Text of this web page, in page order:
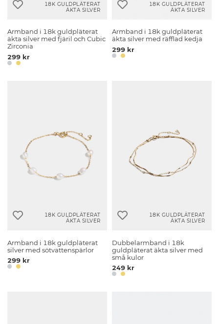
18K GULDPLÄTERAT
ÄKTA SILVER
Armband i 18k guldpläterat
äkta silver med fjäril och Cubic
Zirconia
299 kr
18K GULDPLÄTERAT
ÄKTA SILVER
Armband i 18k guldpläterat
äkta silver med räfflad kedja
299 kr
18K GULDPLÄTERAT
ÄKTA SILVER
Armband i 18k guldpläterat
silver med sötvattenspärlor
299 kr
18K GULDPLÄTERAT
ÄKTA SILVER
Dubbelarmband i 18k
guldpläterat äkta silver med
små kulor
249 kr